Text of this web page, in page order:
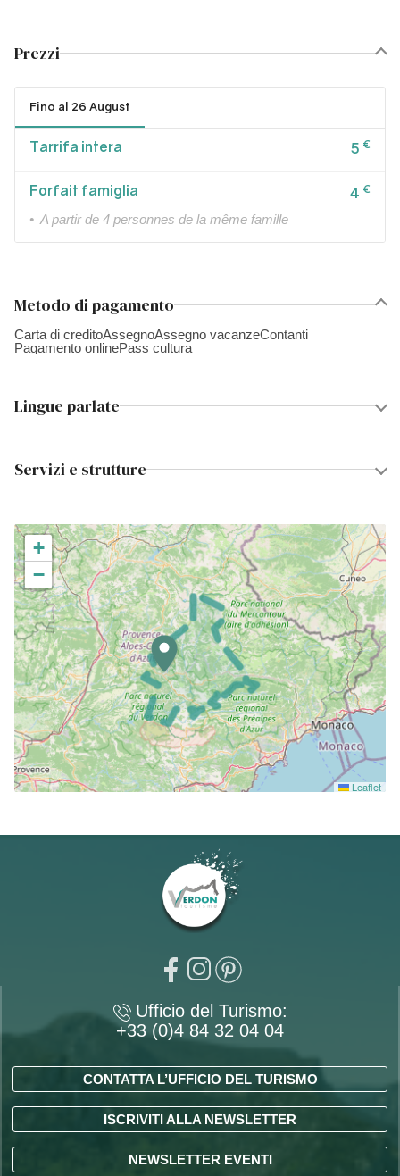
Prezzi
Fino al 26 August
Tarrifa intera 5 €
Forfait famiglia 4 €
• A partir de 4 personnes de la même famille
Metodo di pagamento
Carta di creditoAssegnoAssegno vacanzeContanti
Pagamento onlinePass cultura
Lingue parlate
Servizi e strutture
+
−
Leaflet
Ufficio del Turismo:
+33 (0)4 84 32 04 04
CONTATTA L’UFFICIO DEL TURISMO
ISCRIVITI ALLA NEWSLETTER
NEWSLETTER EVENTI